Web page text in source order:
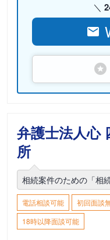
弁護士法人心
所
相続案件のための「相
電話相談可能 初回面談
18時以降面談可能